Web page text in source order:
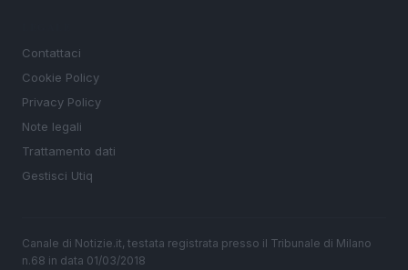
Contattaci
Cookie Policy
Privacy Policy
Note legali
Trattamento dati
Gestisci Utiq
Canale di Notizie.it, testata registrata presso il Tribunale di Milano
n.68 in data 01/03/2018